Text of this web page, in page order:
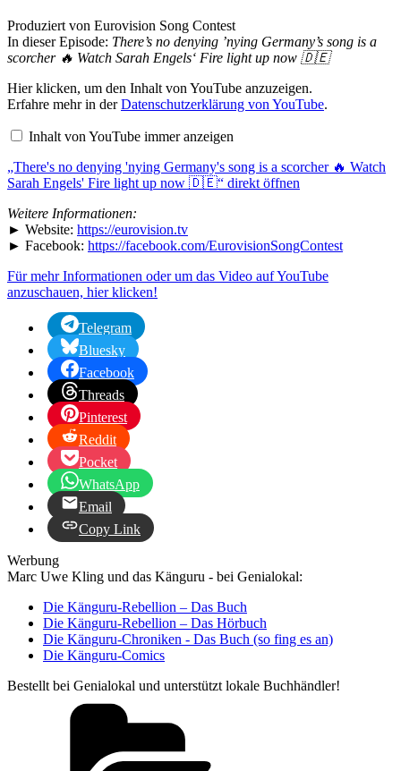
Produziert von Eurovision Song Contest
In dieser Episode: There’s no denying ’nying Germany’s song is a
scorcher 🔥 Watch Sarah Engels‘ Fire light up now 🇩🇪
„There's
no
denying
Germany's
is
a
scorcher
🔥
Watch
Sarah
Engels'
light
up
now
YouTube
anzeigen
Hier klicken, um den Inhalt von YouTube anzuzeigen.
Erfahre mehr in derDatenschutzerklärung von YouTube.
Inhalt von YouTube immer anzeigen
„There's no denying 'nying Germany's song is a scorcher 🔥 Watch
Sarah Engels' Fire light up now 🇩🇪“ direkt öffnen
Weitere Informationen:
► Website: https://eurovision.tv
► Facebook: https://facebook.com/EurovisionSongContest
Für mehr Informationen oder um das Video auf YouTube
anzuschauen, hier klicken!
Telegram
Bluesky
Facebook
Threads
Pinterest
Reddit
Pocket
WhatsApp
Email
Copy Link
Werbung
Marc Uwe Kling und das Känguru - bei Genialokal:
Die Känguru-Rebellion – Das Buch
Die Känguru-Rebellion – Das Hörbuch
Die Känguru-Chroniken - Das Buch (so fing es an)
Die Känguru-Comics
Bestellt bei Genialokal und unterstützt lokale Buchhändler!